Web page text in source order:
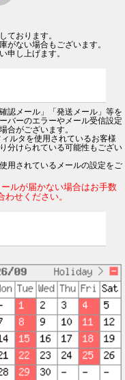
ております。
がない場合もございます。
申し上げます。
認メール」「発送メール」等を
バーのエラーやメール受信設定
合がございます。
ルタを使用されているお客様
分けられている可能性もござい
用されているメールの設定をご
ルが届かない場合はお手数
せください。